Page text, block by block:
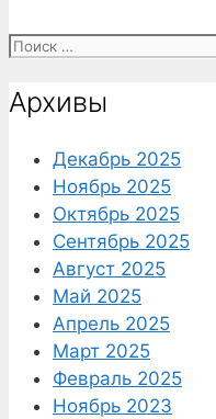
Поиск:
Архивы
Декабрь 2025
Ноябрь 2025
Октябрь 2025
Сентябрь 2025
Август 2025
Май 2025
Апрель 2025
Март 2025
Февраль 2025
Ноябрь 2023